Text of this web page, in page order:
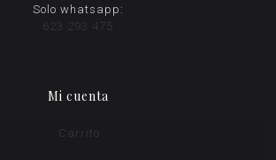
Solo whatsapp:
623 293 475
Mi cuenta
Carrito